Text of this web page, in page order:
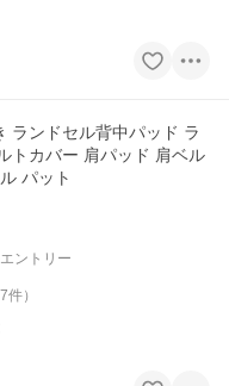
ランドセル背中パッド ラ
トカバー 肩パッド 肩ベル
ト 保冷パッド クール パット
ントリー
件）